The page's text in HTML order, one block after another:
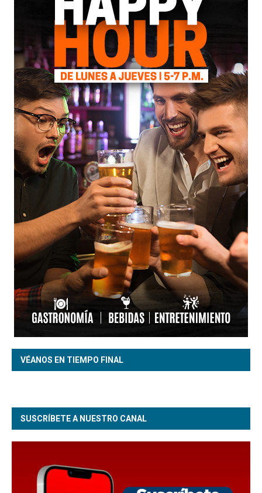
VÉANOS EN TIEMPO FINAL
SUSCRÍBETE A NUESTRO CANAL